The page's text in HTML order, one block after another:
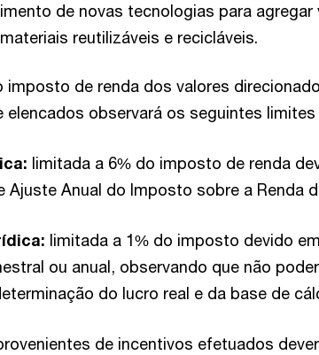
de novas tecnologias para
reutilizáveis e recicláveis.
imposto de renda dos valores
elencados observará os seguintes
limitada a 6% do imposto de renda
Ajuste Anual do Imposto sobre a Renda
limitada a 1% do imposto devido
ou anual, observando que não
do lucro real e da base de
de incentivos efetuados